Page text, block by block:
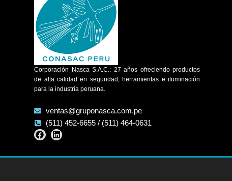
Corporación Nasca S.A.C.: 27 años ofreciendo productos
de alta calidad en seguridad, herramientas e iluminación
para la industria peruana.
ventas@gruponasca.com.pe
(511) 452-6655 / (511) 464-0631
Facebook
Linkedin